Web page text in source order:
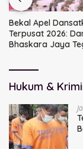
Bekal Apel
Terpusat 2026:
Bhaskara Jaya
Hukum &